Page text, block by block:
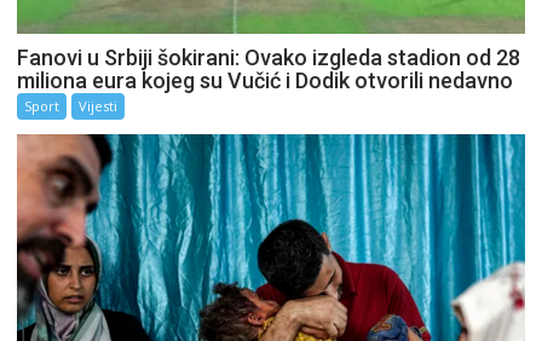
Fanovi u Srbiji šokirani: Ovako izgleda stadion od 28
miliona eura kojeg su Vučić i Dodik otvorili nedavno
Sport Vijesti